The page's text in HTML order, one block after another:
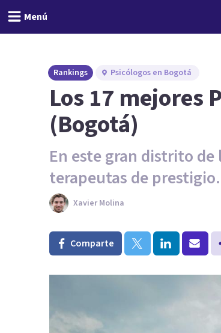
Menú
Rankings Psicólogos en Bogotá
Los 17 mejores
(Bogotá)
En este gran distrito
terapeutas de prestigio.
Xavier Molina
Comparte